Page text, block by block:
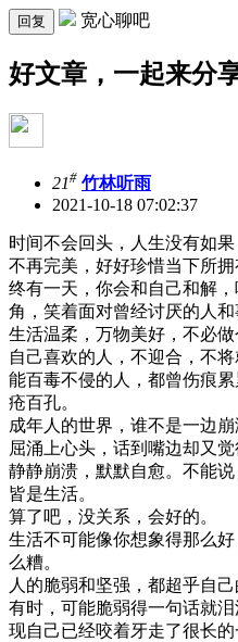
回复 宽心聊吧
好文章，一起来分
21# 竹林听雨
2021-10-18 07:02:37
时间不会回头，人生没有如
不再完美，好好珍惜当下所拥
终有一天，你会和自己和解
角，笑着面对曾经讨厌的人
生活温柔，万物美好，不必
自己喜欢的人，不迎合，不将
能百毒不侵的人，都曾伤痕
疮百孔。
成年人的世界，谁不是一边
屈涌上心头，话到嘴边却又觉
静静崩溃，默默自愈。不能
皆是生活。
算了吧，没关系，会好的。
生活不可能像你想象得那么
么糟。
人的脆弱和坚强，都超乎自己
有时，可能脆弱得一句话就
现自己已经咬着牙走了很长的